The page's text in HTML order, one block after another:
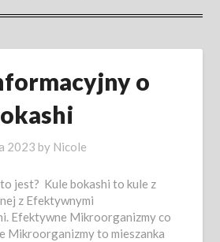
o
2023 by Nicole
jest? Kule bokashi to kule z
z Efektywnymi
Efektywne Mikroorganizmy co
Mikroorganizmy to mieszanka